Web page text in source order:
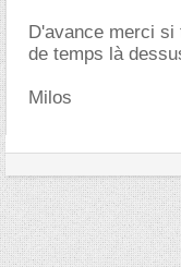
D'avance merci si
de temps là
Milos